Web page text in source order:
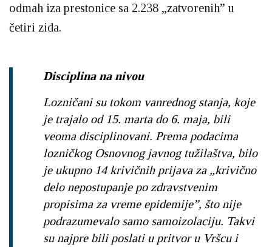
odmah iza prestonice sa 2.238 „zatvorenih” u
četiri zida.
Disciplina na nivou
Lozničani su tokom vanrednog stanja, koje
je trajalo od 15. marta do 6. maja, bili
veoma disciplinovani. Prema podacima
lozničkog Osnovnog javnog tužilaštva, bilo
je ukupno 14 krivičnih prijava za „krivično
delo nepostupanje po zdravstvenim
propisima za vreme epidemije”, što nije
podrazumevalo samo samoizolaciju. Takvi
su najpre bili poslati u pritvor u Vršcu i